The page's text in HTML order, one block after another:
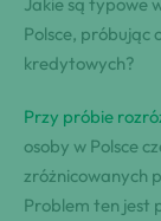
Polsce,
kredytowych?
Przy próbie
osoby w Polsce
zróżnicowanych
Problem ten jest